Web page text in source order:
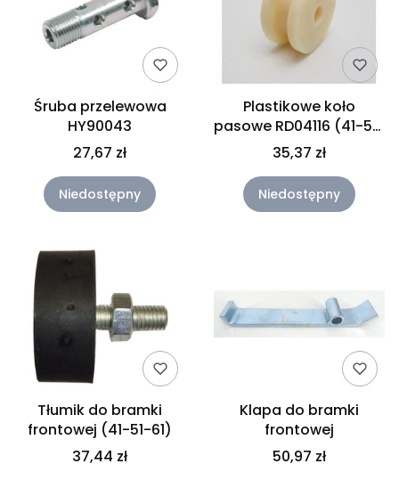
Śruba przelewowa
HY90043
27,67 zł
Niedostępny
Plastikowe koło
pasowe RD04116 (41-51-
61)
35,37 zł
Niedostępny
Tłumik do bramki
frontowej (41-51-61)
37,44 zł
Klapa do bramki
frontowej
50,97 zł